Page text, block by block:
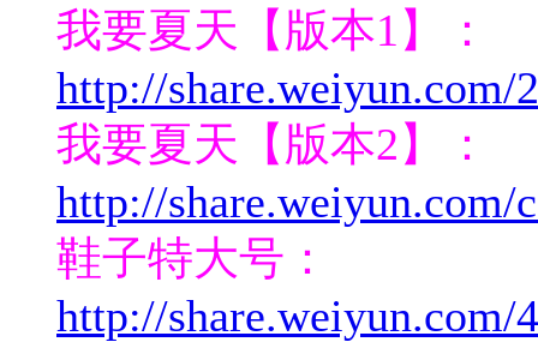
我要夏天【版本1】：
http://share.weiyun.com/
我要夏天【版本2】：
http://share.weiyun.com/
鞋子特大号：
http://share.weiyun.com/